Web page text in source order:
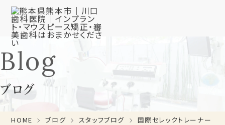
Blog
ブログ
HOME ブログ スタッフブログ
国際セレックトレーナー